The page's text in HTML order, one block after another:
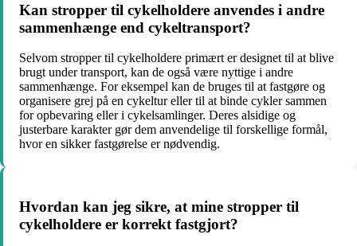
Kan stropper til cykelholdere anvendes i andre
sammenhænge end cykeltransport?
Selvom stropper til cykelholdere primært er designet til at blive
brugt under transport, kan de også være nyttige i andre
sammenhænge. For eksempel kan de bruges til at fastgøre og
organisere grej på en cykeltur eller til at binde cykler sammen
for opbevaring eller i cykelsamlinger. Deres alsidige og
justerbare karakter gør dem anvendelige til forskellige formål,
hvor en sikker fastgørelse er nødvendig.
Hvordan kan jeg sikre, at mine stropper til
cykelholdere er korrekt fastgjort?